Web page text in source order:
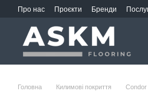
Перейти до основного контенту
Про нас Проєкти Бренди
Головна Килимові покриття